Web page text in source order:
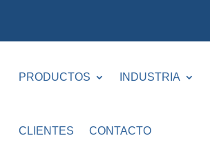
PRODUCTOS INDUSTRIA
CLIENTES CONTACTO